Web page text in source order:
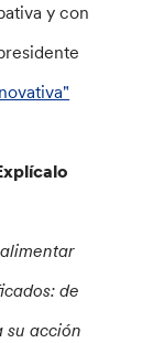
y con
de
su acción